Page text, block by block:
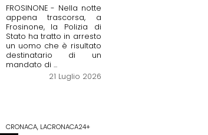
FROSINONE - Nella notte
appena trascorsa, a
Frosinone, la Polizia di
Stato ha tratto in arresto
un uomo che è risultato
destinatario di un
mandato di ...
21 Luglio 2026
CRONACA, LACRONACA24+